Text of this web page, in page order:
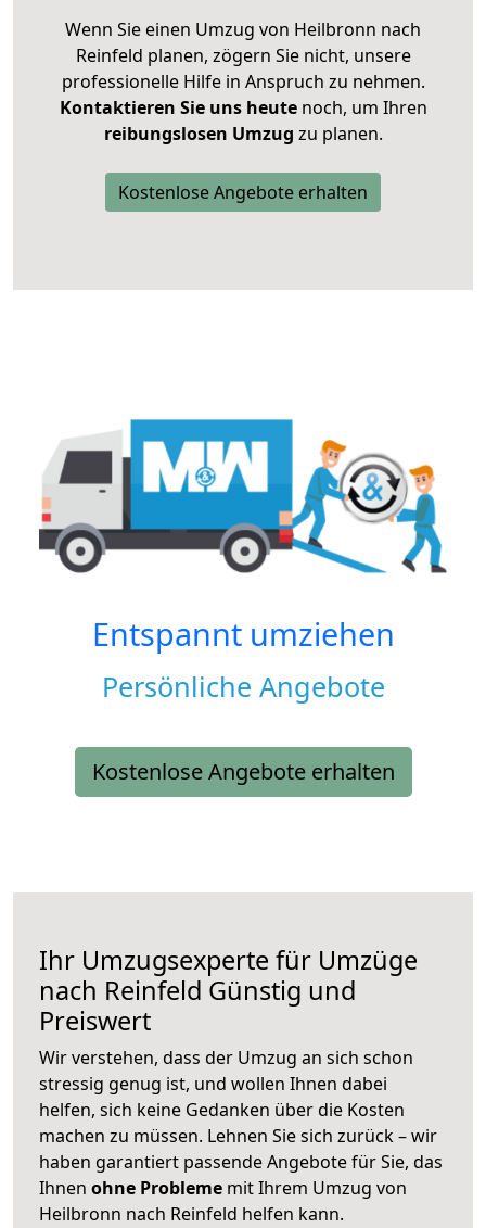
Wenn Sie einen Umzug von Heilbronn nach
Reinfeld planen, zögern Sie nicht, unsere
professionelle Hilfe in Anspruch zu nehmen.
Kontaktieren Sie uns heutenoch, um Ihren
reibungslosen Umzug zu planen.
Kostenlose Angebote erhalten
Entspannt umziehen
Persönliche Angebote
Kostenlose Angebote erhalten
Ihr Umzugsexperte für Umzüge
nach Reinfeld Günstig und
Preiswert
Wir verstehen, dass der Umzug an sich schon
stressig genug ist, und wollen Ihnen dabei
helfen, sich keine Gedanken über die Kosten
machen zu müssen. Lehnen Sie sich zurück – wir
haben garantiert passende Angebote für Sie, das
Ihnen ohne Probleme mit Ihrem Umzug von
Heilbronn nach Reinfeld helfen kann.